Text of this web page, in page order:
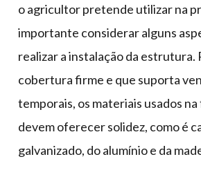
o agricultor pretende utilizar na
importante considerar alguns
realizar a instalação da estrutura.
cobertura firme e que suporta
temporais, os materiais usados
devem oferecer solidez, como é
galvanizado, do alumínio e da